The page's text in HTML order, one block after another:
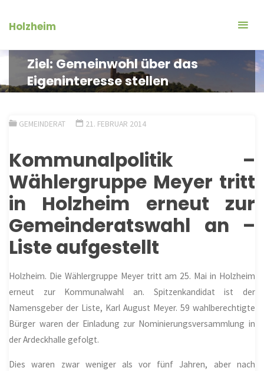
InhaltHolzheim
Ziel: Gemeinwohl über das
Eigeninteresse stellen
GEMEINDERAT 21. FEBRUAR 2014
Kommunalpolitik –
Wählergruppe Meyer tritt
in Holzheim erneut zur
Gemeinderatswahl an –
Liste aufgestellt
Holzheim. Die Wählergruppe Meyer tritt am 25. Mai in Holzheim
erneut zur Kommunalwahl an. Spitzenkandidat ist der
Namensgeber der Liste, Karl August Meyer. 59 wahlberechtigte
Bürger waren der Einladung zur Nominierungsversammlung in
der Ardeckhalle gefolgt.
Dies waren zwar weniger als vor fünf Jahren, aber nach